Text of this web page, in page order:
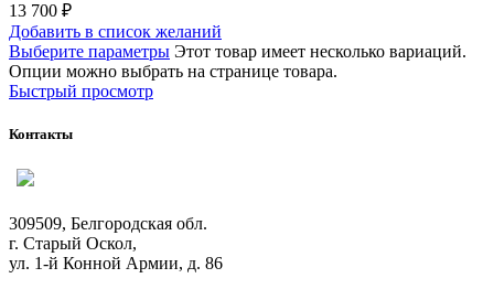
13 700 ₽
Добавить в список желаний
Выберите параметры Этот товар имеет несколько вариаций.
Опции можно выбрать на странице товара.
Быстрый просмотр
Контакты
309509, Белгородская обл.
г. Старый Оскол,
ул. 1-й Конной Армии, д. 86